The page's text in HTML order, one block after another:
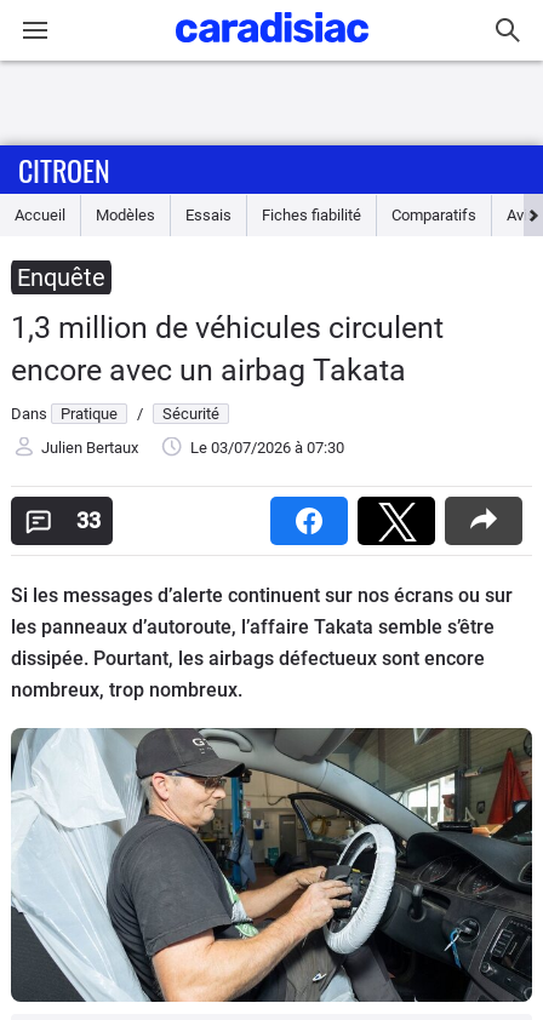
Accueil
Essais
Guide
d'achat
Electriques
Utilitaires
Auto
Services
Forum
Moto
Marques
CITROEN
Accueil Modèles Essais Fiches fiabilité Comparatifs Avis
Enquête
1,3 million de véhicules circulent
encore avec un airbag Takata
Dans Pratique /
Sécurité
Julien Bertaux
Le 03/07/2026 à 07:30
33
Si les messages d’alerte continuent sur nos écrans ou sur
les panneaux d’autoroute, l’affaire Takata semble s’être
dissipée. Pourtant, les airbags défectueux sont encore
nombreux, trop nombreux.